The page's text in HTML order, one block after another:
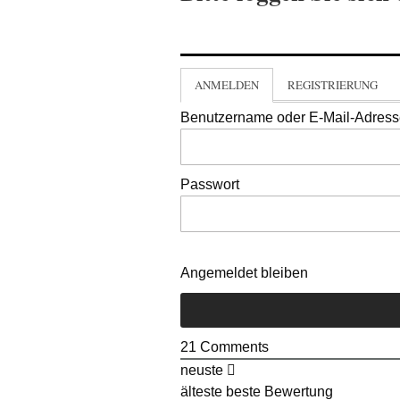
ANMELDEN REGISTRIERUNG
Benutzername oder E-Mail-
Passwort
Angemeldet bleiben
21 Comments
neuste
älteste beste Bewertung